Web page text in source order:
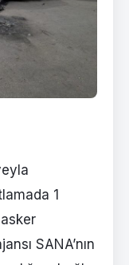
1
SANA’nın